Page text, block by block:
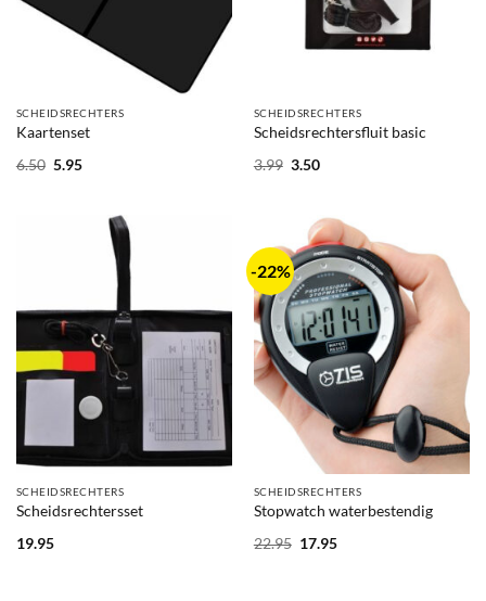
SCHEIDSRECHTERS
Kaartenset
6.50 Oorspronkelijke
5.95Huidige
SCHEIDSRECHTERS
Scheidsrechtersfluit basic
3.99 Oorspronkelijke
3.50Huidige
SCHEIDSRECHTERS
Scheidsrechtersset
19.95
-22%
SCHEIDSRECHTERS
Stopwatch waterbestendig
22.95 Oorspronkelijke
17.95Huidige